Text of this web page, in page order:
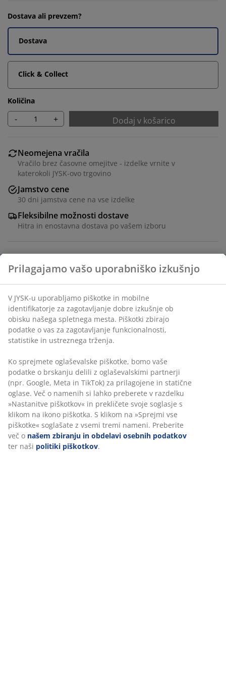
Dostava ali prevzem?
Dostava
Click & Collect
Količina
- + Dodaj v košarico
Neomejena vračila
Vračilo brez časovne omejitve - izdelke vrnite v
katerokoli JYSK-ovo trgovino
Jamstvo cene
30 dni jamstva cene na vse izdelke
Fleksibilne možnosti dostave
Hitra in enostavna dostava po vašem izboru
Ovojni papir v različnih izvedbah, predvsem v modri in
Inventarna številka: 4911989
Podatki o izdelku
Ocene
(5)
Prilagajamo vašo uporabniško izkušnjo
V JYSK-u uporabljamo piškotke in mobilne
identifikatorje za zagotavljanje dobre izkušnje ob
obisku našega spletnega mesta. Piškotki zbirajo
podatke o vas za zagotavljanje funkcionalnosti,
statistike in ustreznega trženja.
Ko sprejmete oglaševalske piškotke, bomo vaše
podatke o brskanju delili z oglaševalskimi partnerji
(npr. Google, Meta in TikTok) za prilagojene in statične
oglase. Več o namenih si lahko preberete v razdelku
»Nastanitve piškotkov« in prekličete svoje soglasje s
klikom na ikono piškotka. S klikom na »Sprejmi vse
piškotke« soglašate z vsemi tremi nameni. Preberite
več o našem zbiranju in obdelavi osebnih podatkov
ter naši politiki piškotkov.